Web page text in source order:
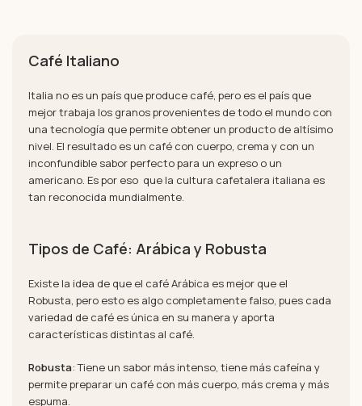
Café Italiano
Italia no es un país que produce café, pero es el país que
mejor trabaja los granos provenientes de todo el mundo con
una tecnología que permite obtener un producto de altísimo
nivel. El resultado es un café con cuerpo, crema y con un
inconfundible sabor perfecto para un expreso o un
americano. Es por eso que la cultura cafetalera italiana es
tan reconocida mundialmente.
Tipos de Café: Arábica y Robusta
Existe la idea de que el café Arábica es mejor que el
Robusta, pero esto es algo completamente falso, pues cada
variedad de café es única en su manera y aporta
características distintas al café.
Robusta: Tiene un sabor más intenso, tiene más cafeína y
permite preparar un café con más cuerpo, más crema y más
espuma.